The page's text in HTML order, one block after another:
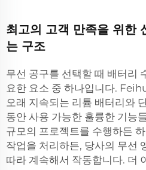
최고의 고객 만족을 위한
는 구조
무선 공구를 선택할 때 배터리
요한 요소 중 하나입니다.
오래 지속되는 리튬 배터리와
동안 사용 가능한 훌륭한 기능
규모의 프로젝트를 수행하든
작업을 처리하든, 당사의 무선
따라 계속해서 작동합니다. 더